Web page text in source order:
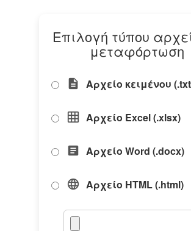
Επιλογή τύπου
μεταφόρτωση
description Αρχείο κειμένου
grid_on Αρχείο Excel (.xlsx)
article Αρχείο Word (.docx)
language Αρχείο HTML (.html)